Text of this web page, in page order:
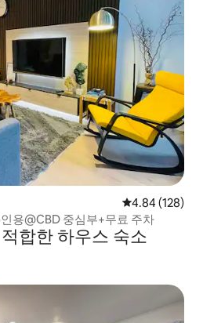
평점 4.84점(5
4.84 (128)
용@CBD 중심부+무료 주차
합한 하우스 숙소